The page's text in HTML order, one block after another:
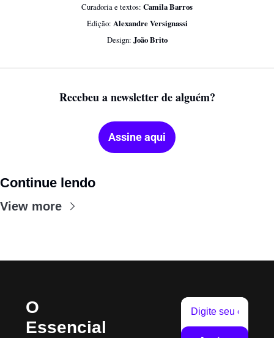
Curadoria e textos: Camila Barros
Edição: Alexandre Versignassi
Design: João Brito
Recebeu a newsletter de alguém?
Assine aqui
Continue lendo
View more
O
Essencial